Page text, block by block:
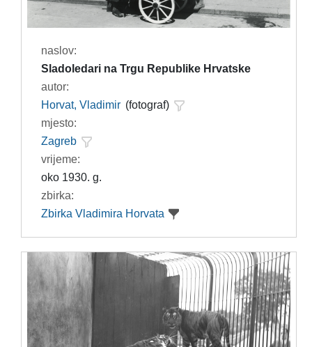
naslov:
Sladoledari na Trgu Republike Hrvatske
autor:
Horvat, Vladimir (fotograf)
mjesto:
Zagreb
vrijeme:
oko 1930. g.
zbirka:
Zbirka Vladimira Horvata